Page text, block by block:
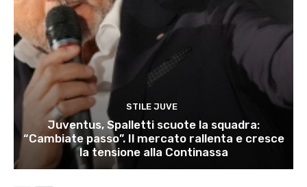
STILE JUVE
Juventus, Spalletti scuote la squadra:
“Cambiate passo”. Il mercato rallenta e cresce
la tensione alla Continassa